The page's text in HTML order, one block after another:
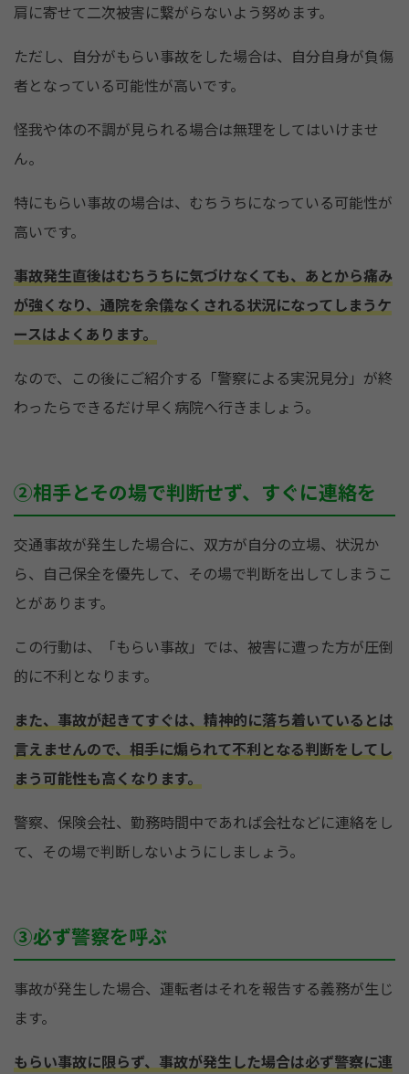
肩に寄せて二次被害に繋がらないよう努めます。
ただし、自分がもらい事故をした場合は、自分自身が負傷
者となっている可能性が高いです。
怪我や体の不調が見られる場合は無理をしてはいけませ
ん。
特にもらい事故の場合は、むちうちになっている可能性が
高いです。
事故発生直後はむちうちに気づけなくても、あとから痛み
が強くなり、通院を余儀なくされる状況になってしまうケ
ースはよくあります。
なので、この後にご紹介する「警察による実況見分」が終
わったらできるだけ早く病院へ行きましょう。
②相手とその場で判断せず、すぐに連絡を
交通事故が発生した場合に、双方が自分の立場、状況か
ら、自己保全を優先して、その場で判断を出してしまうこ
とがあります。
この行動は、「もらい事故」では、被害に遭った方が圧倒
的に不利となります。
また、事故が起きてすぐは、精神的に落ち着いているとは
言えませんので、相手に煽られて不利となる判断をしてし
まう可能性も高くなります。
警察、保険会社、勤務時間中であれば会社などに連絡をし
て、その場で判断しないようにしましょう。
③必ず警察を呼ぶ
事故が発生した場合、運転者はそれを報告する義務が生じ
ます。
もらい事故に限らず、事故が発生した場合は必ず警察に連